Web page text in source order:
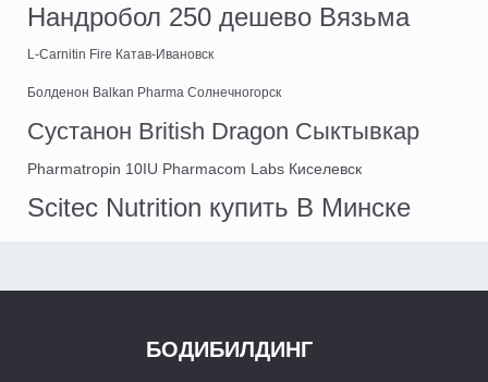
Нандробол 250 дешево Вязьма
L-Carnitin Fire Катав-Ивановск
Болденон Balkan Pharma Солнечногорск
Сустанон British Dragon Сыктывкар
Pharmatropin 10IU Pharmacom Labs Киселевск
Scitec Nutrition купить В Минске
БОДИБИЛДИНГ